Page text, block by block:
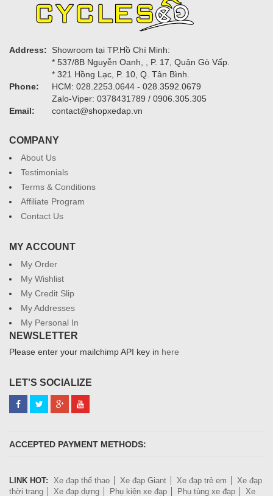
Address:
Showroom tại TP.Hồ Chí Minh:
* 537/8B Nguyễn Oanh, , P. 17, Quận Gò Vấp.
* 321 Hồng Lạc, P. 10, Q. Tân Bình.
Phone:
HCM: 028.2253.0644 - 028.3592.0679
Zalo-Viper: 0378431789 / 0906.305.305
Email:
contact@shopxedap.vn
COMPANY
About Us
Testimonials
Terms & Conditions
Affiliate Program
Contact Us
MY ACCOUNT
My Order
My Wishlist
My Credit Slip
My Addresses
My Personal In
NEWSLETTER
Please enter your mailchimp API key in here
LET'S SOCIALIZE
ACCEPTED PAYMENT METHODS:
LINK HOT: Xe đạp thể thao Xe đạp Giant Xe đạp trẻ em
Xe đạp
thời trang
Xe đạp dựng Phụ kiện xe đạp Phụ tùng xe đạp Xe